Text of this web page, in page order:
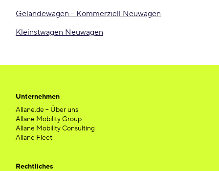
Geländewagen - Kommerziell Neuwagen
Kleinstwagen Neuwagen
Unternehmen
Allane.de – Über uns
Allane Mobility Group
Allane Mobility Consulting
Allane Fleet
Rechtliches